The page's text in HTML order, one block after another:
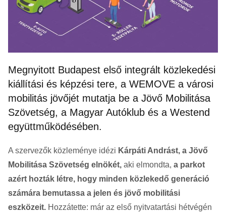
Megnyitott Budapest első integrált közlekedési
kiállítási és képzési tere, a WEMOVE a városi
mobilitás jövőjét mutatja be a Jövő Mobilitása
Szövetség, a Magyar Autóklub és a Westend
együttműködésében.
A szervezők közleménye idézi Kárpáti Andrást, a Jövő
Mobilitása Szövetség elnökét, aki elmondta, a parkot
azért hozták létre, hogy minden közlekedő generáció
számára bemutassa a jelen és jövő mobilitási
eszközeit. Hozzátette: már az első nyitvatartási hétvégén